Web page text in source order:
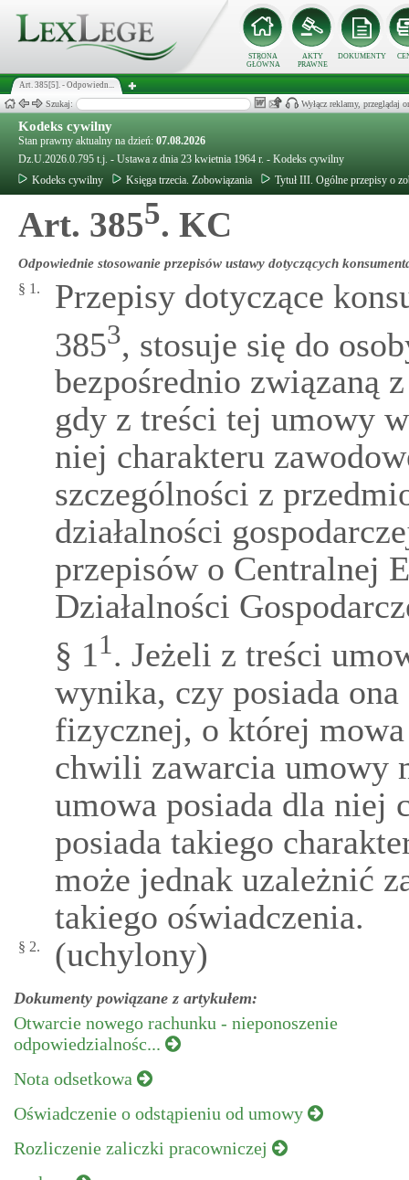
STRONA
GŁÓWNA
AKTY
PRAWNE
DOKUMENTY
Art. 385[5]. - Odpowiedn...
Szukaj: Wyłącz reklamy, przeglądaj
Kodeks cywilny
Stan prawny aktualny na dzień: 07.08.2026
Dz.U.2026.0.795 t.j. - Ustawa z dnia 23 kwietnia 1964 r. - Kodeks cywilny
Kodeks cywilny
Księga trzecia. Zobowiązania Tytuł III. Ogólne przepisy o
Art. 3855. KC
Odpowiednie stosowanie przepisów ustawy dotyczących
§ 1.
Przepisy dotyczące
3853, stosuje się do
bezpośrednio związaną
gdy z treści tej umowy
niej charakteru
szczególności z
działalności
przepisów o Centralnej
Działalności
§ 11. Jeżeli z treści
wynika, czy posiada
fizycznej, o której
chwili zawarcia umowy
umowa posiada dla niej
posiada takiego
może jednak uzależnić
takiego oświadczenia.
§ 2. (uchylony)
Dokumenty powiązane z artykułem:
Otwarcie nowego rachunku - nieponoszenie
odpowiedzialnośc...
Nota odsetkowa
Oświadczenie o odstąpieniu od umowy
Rozliczenie zaliczki pracowniczej